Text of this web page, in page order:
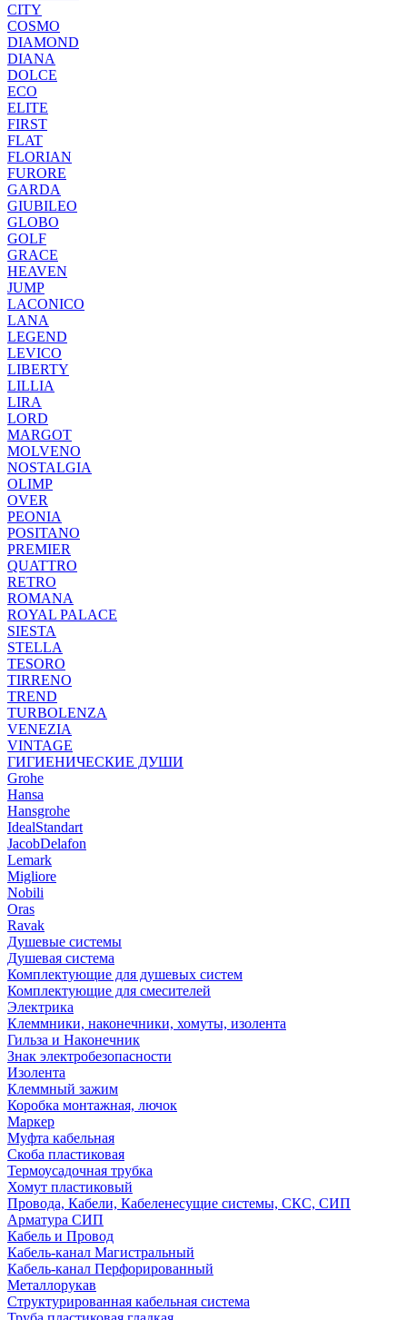
CITY
COSMO
DIAMOND
DIANA
DOLCE
ECO
ELITE
FIRST
FLAT
FLORIAN
FURORE
GARDA
GIUBILEO
GLOBO
GOLF
GRACE
HEAVEN
JUMP
LACONICO
LANA
LEGEND
LEVICO
LIBERTY
LILLIA
LIRA
LORD
MARGOT
MOLVENO
NOSTALGIA
OLIMP
OVER
PEONIA
POSITANO
PREMIER
QUATTRO
RETRO
ROMANA
ROYAL PALACE
SIESTA
STELLA
TESORO
TIRRENO
TREND
TURBOLENZA
VENEZIA
VINTAGE
ГИГИЕНИЧЕСКИЕ ДУШИ
Grohe
Hansa
Hansgrohe
IdealStandart
JacobDelafon
Lemark
Migliore
Nobili
Oras
Ravak
Душевые системы
Душевая система
Комплектующие для душевых систем
Комплектующие для смесителей
Электрика
Клеммники, наконечники, хомуты, изолента
Гильза и Наконечник
Знак электробезопасности
Изолента
Клеммный зажим
Коробка монтажная, лючок
Маркер
Муфта кабельная
Скоба пластиковая
Термоусадочная трубка
Хомут пластиковый
Провода, Кабели, Кабеленесущие системы, СКС, СИП
Арматура СИП
Кабель и Провод
Кабель-канал Магистральный
Кабель-канал Перфорированный
Металлорукав
Структурированная кабельная система